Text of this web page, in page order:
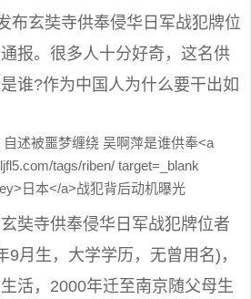
布玄奘寺供奉侵华日军战犯牌位
报。很多人十分好奇，这名供
谁?作为中国人为什么要干出如
寺供奉侵华日军战犯牌位者
9月生，大学学历，无曾用名)，
活，2000年迁至南京随父母生